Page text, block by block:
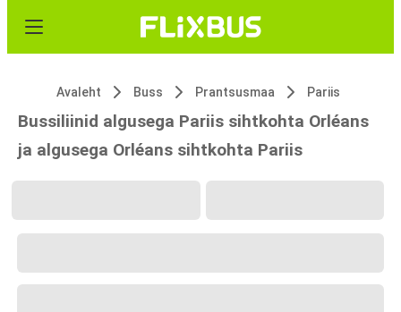
Avaleht Buss Prantsusmaa Pariis
Bussiliinid algusega Pariis sihtkohta Orléans
ja algusega Orléans sihtkohta Pariis